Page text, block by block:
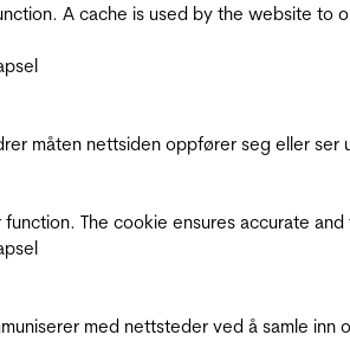
A cache is used by the website
måten nettsiden oppfører seg eller
The cookie ensures accurate and
med nettsteder ved å samle inn